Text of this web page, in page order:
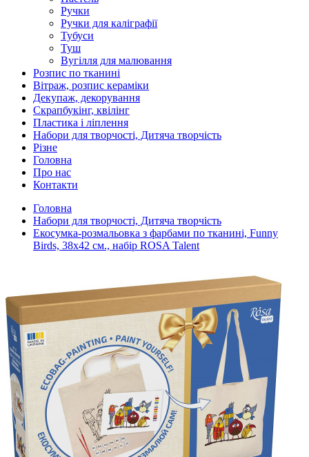
Ручки
Ручки для каліграфії
Тубуси
Туш
Вугілля для малювання
Розпис по тканині
Вітраж, розпис кераміки
Декупаж, декорування
Скрапбукінг, квілінг
Пластика і ліплення
Набори для творчості, Дитяча творчість
Різне
Головна
Про нас
Контакти
Головна
Набори для творчості, Дитяча творчість
Екосумка-розмальовка з фарбами по тканині, Funny
Birds, 38х42 см., набір ROSA Talent